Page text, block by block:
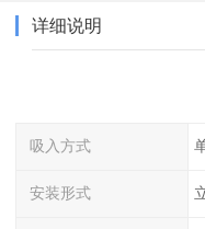
详细说明
吸入方式
安装形式